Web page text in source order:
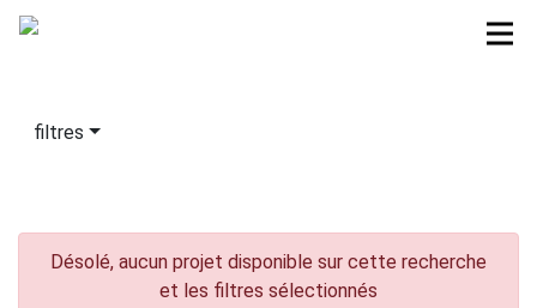
filtres
Désolé, aucun projet disponible sur cette recherche
et les filtres sélectionnés